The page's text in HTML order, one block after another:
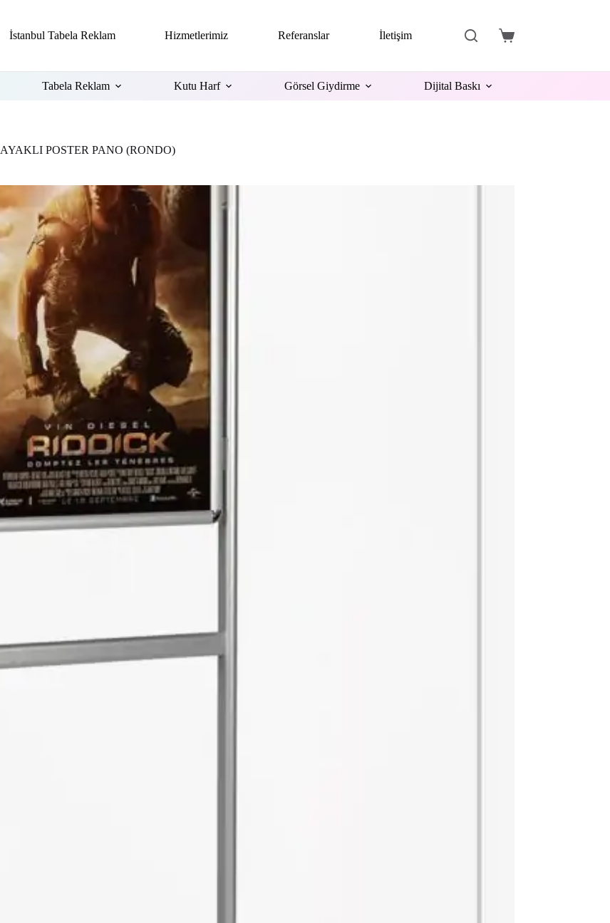
İstanbul Tabela Reklam Hizmetlerimiz Referanslar İletişim
Shopping
Tabela Reklam Kutu Harf Görsel Giydirme Dijital Baskı
AYAKLI POSTER PANO (RONDO)